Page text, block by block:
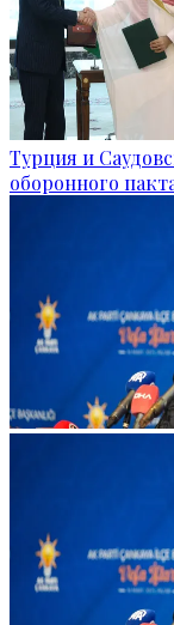
Турция и
оборонного